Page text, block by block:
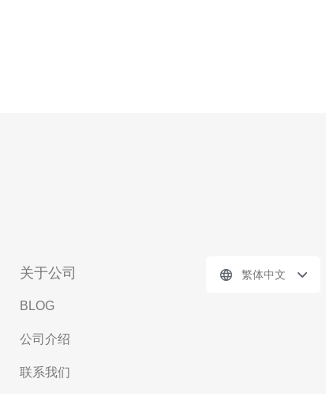
关于公司
BLOG
公司介绍
联系我们
繁体中文